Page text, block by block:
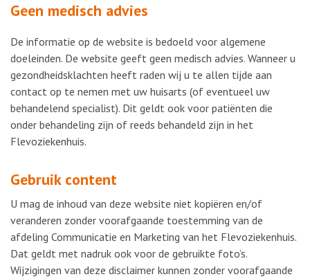
Geen medisch advies
De informatie op de website is bedoeld voor algemene
doeleinden. De website geeft geen medisch advies. Wanneer u
gezondheidsklachten heeft raden wij u te allen tijde aan
contact op te nemen met uw huisarts (of eventueel uw
behandelend specialist). Dit geldt ook voor patiënten die
onder behandeling zijn of reeds behandeld zijn in het
Flevoziekenhuis.
Gebruik content
U mag de inhoud van deze website niet kopiëren en/of
veranderen zonder voorafgaande toestemming van de
afdeling Communicatie en Marketing van het Flevoziekenhuis.
Dat geldt met nadruk ook voor de gebruikte foto’s.
Wijzigingen van deze disclaimer kunnen zonder voorafgaande